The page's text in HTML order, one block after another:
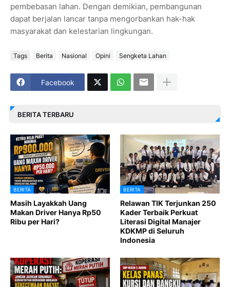
pembebasan lahan. Dengan demikian, pembangunan
dapat berjalan lancar tanpa mengorbankan hak-hak
masyarakat dan kelestarian lingkungan.
Tags Berita Nasional Opini Sengketa Lahan
Facebook
BERITA TERBARU
BERITA
Masih Layakkah Uang
Makan Driver Hanya Rp50
Ribu per Hari?
BERITA
Relawan TIK Terjunkan 250
Kader Terbaik Perkuat
Literasi Digital Manajer
KDKMP di Seluruh
Indonesia